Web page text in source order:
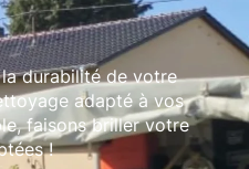
durabilité de votre
adapté à vos
faisons briller votre
!